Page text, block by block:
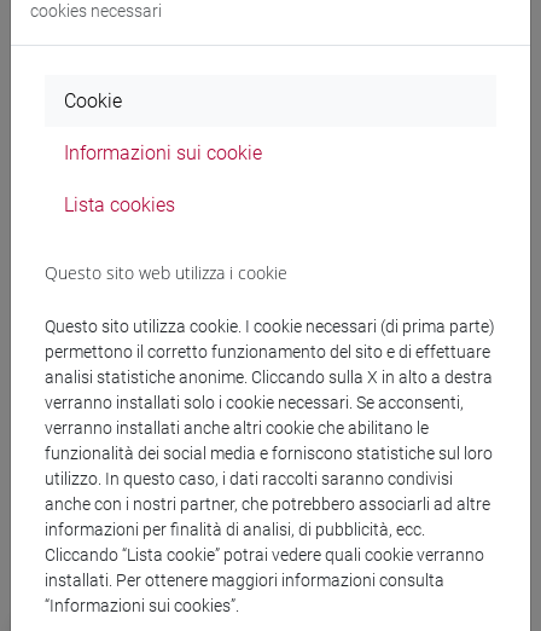
bando
copertina.pdf
Banca Dati Nazionale dei Contratti Pubblici
Torna all'elenco dei bandi
cookies necessari
Cookie
Informazioni sui cookie
Lista cookies
Questo sito web utilizza i cookie
Questo sito utilizza cookie. I cookie necessari (di prima parte)
permettono il corretto funzionamento del sito e di effettuare
analisi statistiche anonime. Cliccando sulla X in alto a destra
verranno installati solo i cookie necessari. Se acconsenti,
verranno installati anche altri cookie che abilitano le
funzionalità dei social media e forniscono statistiche sul loro
utilizzo. In questo caso, i dati raccolti saranno condivisi
anche con i nostri partner, che potrebbero associarli ad altre
informazioni per finalità di analisi, di pubblicità, ecc.
Cliccando “Lista cookie” potrai vedere quali cookie verranno
installati. Per ottenere maggiori informazioni consulta
“Informazioni sui cookies”.